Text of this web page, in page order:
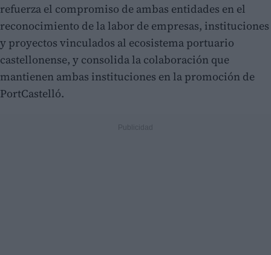
refuerza el compromiso de ambas entidades en el
reconocimiento de la labor de empresas, instituciones
y proyectos vinculados al ecosistema portuario
castellonense, y consolida la colaboración que
mantienen ambas instituciones en la promoción de
PortCastelló.